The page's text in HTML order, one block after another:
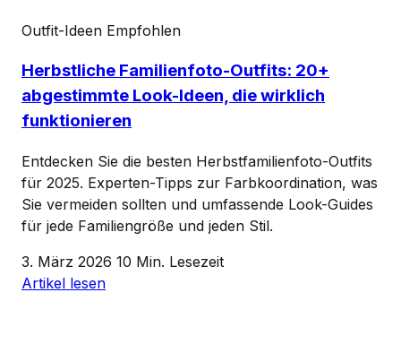
Outfit-Ideen Empfohlen
Herbstliche Familienfoto-Outfits: 20+
abgestimmte Look-Ideen, die wirklich
funktionieren
Entdecken Sie die besten Herbstfamilienfoto-Outfits
für 2025. Experten-Tipps zur Farbkoordination, was
Sie vermeiden sollten und umfassende Look-Guides
für jede Familiengröße und jeden Stil.
3. März 2026 10 Min. Lesezeit
Artikel lesen